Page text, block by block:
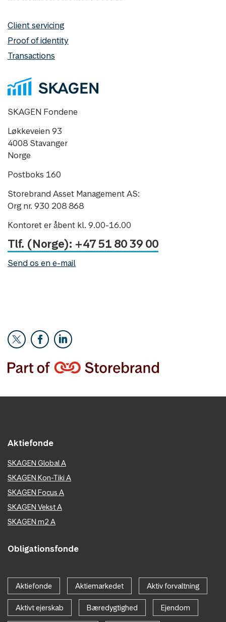
Client servicing
Proof of identity
Transactions
SKAGEN Fondene
Løkkeveien 93
4008 Stavanger
Norge
Postboks 160
Storebrand Asset Management AS:
Org nr. 930 208 868
Kontoret er åbent kl. 9.00-16.00
Tlf. (Norge): +47 51 80 39 00
Send os en e-mail
Aktiefonde
SKAGEN Global A
SKAGEN Kon-Tiki A
SKAGEN Focus A
SKAGEN Vekst A
SKAGEN m2 A
Obligationsfonde
Aktiefonde Aktiemarkedet Aktiv forvaltning
Aktivt ejerskab Bæredygtighed Ejendom